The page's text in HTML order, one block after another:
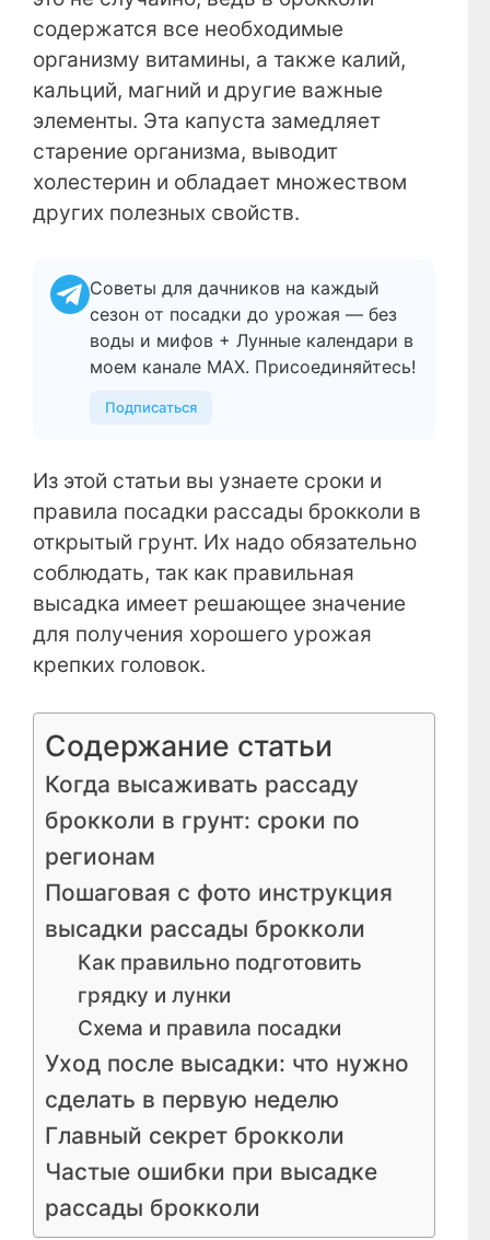
содержатся все необходимые
организму витамины, а также калий,
кальций, магний и другие важные
элементы. Эта капуста замедляет
старение организма, выводит
холестерин и обладает множеством
других полезных свойств.
Советы для дачников на каждый
сезон от посадки до урожая — без
воды и мифов + Лунные календари в
моем канале МАХ. Присоединяйтесь!
Подписаться
Из этой статьи вы узнаете сроки и
правила посадки рассады брокколи в
открытый грунт. Их надо обязательно
соблюдать, так как правильная
высадка имеет решающее значение
для получения хорошего урожая
крепких головок.
Содержание статьи
Когда высаживать рассаду
брокколи в грунт: сроки по
регионам
Пошаговая с фото инструкция
высадки рассады брокколи
Как правильно подготовить
грядку и лунки
Схема и правила посадки
Уход после высадки: что нужно
сделать в первую неделю
Главный секрет брокколи
Частые ошибки при высадке
рассады брокколи